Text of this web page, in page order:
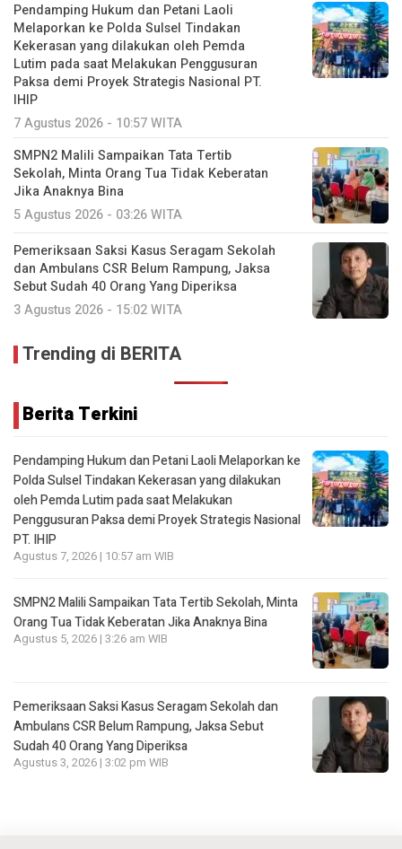
Pendamping Hukum dan Petani Laoli
Melaporkan ke Polda Sulsel Tindakan
Kekerasan yang dilakukan oleh Pemda
Lutim pada saat Melakukan Penggusuran
Paksa demi Proyek Strategis Nasional PT.
IHIP
7 Agustus 2026 - 10:57 WITA
SMPN2 Malili Sampaikan Tata Tertib
Sekolah, Minta Orang Tua Tidak Keberatan
Jika Anaknya Bina
5 Agustus 2026 - 03:26 WITA
Pemeriksaan Saksi Kasus Seragam Sekolah
dan Ambulans CSR Belum Rampung, Jaksa
Sebut Sudah 40 Orang Yang Diperiksa
3 Agustus 2026 - 15:02 WITA
Trending di BERITA
Berita Terkini
Pendamping Hukum dan Petani Laoli Melaporkan ke
Polda Sulsel Tindakan Kekerasan yang dilakukan
oleh Pemda Lutim pada saat Melakukan
Penggusuran Paksa demi Proyek Strategis Nasional
PT. IHIP
Agustus 7, 2026 | 10:57 am WIB
SMPN2 Malili Sampaikan Tata Tertib Sekolah, Minta
Orang Tua Tidak Keberatan Jika Anaknya Bina
Agustus 5, 2026 | 3:26 am WIB
Pemeriksaan Saksi Kasus Seragam Sekolah dan
Ambulans CSR Belum Rampung, Jaksa Sebut
Sudah 40 Orang Yang Diperiksa
Agustus 3, 2026 | 3:02 pm WIB